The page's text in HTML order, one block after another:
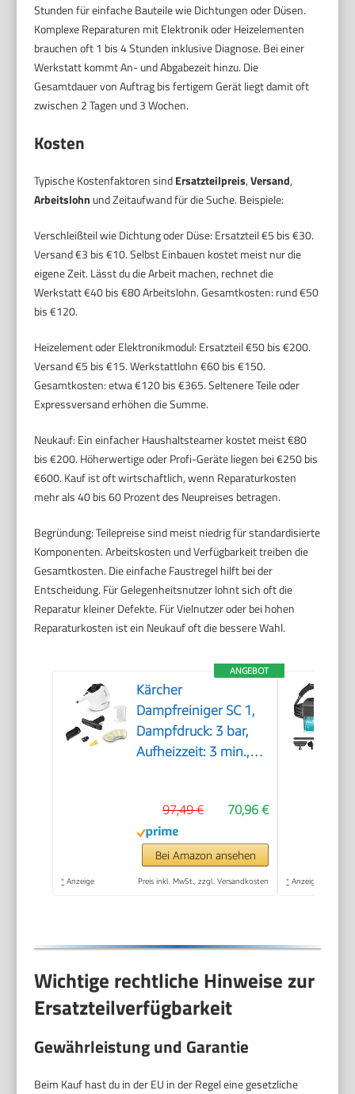
Stunden für einfache Bauteile wie Dichtungen oder Düsen.
Komplexe Reparaturen mit Elektronik oder Heizelementen
brauchen oft 1 bis 4 Stunden inklusive Diagnose. Bei einer
Werkstatt kommt An- und Abgabezeit hinzu. Die
Gesamtdauer von Auftrag bis fertigem Gerät liegt damit oft
zwischen 2 Tagen und 3 Wochen.
Kosten
Typische Kostenfaktoren sindErsatzteilpreis,Versand,
Arbeitslohn und Zeitaufwand für die Suche. Beispiele:
Verschleißteil wie Dichtung oder Düse: Ersatzteil €5 bis €30.
Versand €3 bis €10. Selbst Einbauen kostet meist nur die
eigene Zeit. Lässt du die Arbeit machen, rechnet die
Werkstatt €40 bis €80 Arbeitslohn. Gesamtkosten: rund €50
bis €120.
Heizelement oder Elektronikmodul: Ersatzteil €50 bis €200.
Versand €5 bis €15. Werkstattlohn €60 bis €150.
Gesamtkosten: etwa €120 bis €365. Seltenere Teile oder
Expressversand erhöhen die Summe.
Neukauf: Ein einfacher Haushaltsteamer kostet meist €80
bis €200. Höherwertige oder Profi-Geräte liegen bei €250 bis
€600. Kauf ist oft wirtschaftlich, wenn Reparaturkosten
mehr als 40 bis 60 Prozent des Neupreises betragen.
Begründung: Teilepreise sind meist niedrig für standardisierte
Komponenten. Arbeitskosten und Verfügbarkeit treiben die
Gesamtkosten. Die einfache Faustregel hilft bei der
Entscheidung. Für Gelegenheitsnutzer lohnt sich oft die
Reparatur kleiner Defekte. Für Vielnutzer oder bei hohen
Reparaturkosten ist ein Neukauf oft die bessere Wahl.
ANGEBOT
Kärcher
Dampfreiniger SC 1,
Dampfdruck: 3 bar,
Aufheizzeit: 3 min.,
m², Tank: 200 ml, mit
Hand-, Punktstrahl-
und Powerdüse,
Mikrofaser-Überzug
70,96 €
97,49 €
Bei Amazon ansehen
* Anzeige Preis inkl. MwSt., zzgl. Versandkosten * Anzeige
Wichtige rechtliche Hinweise zur
Ersatzteilverfügbarkeit
Gewährleistung und Garantie
Beim Kauf hast du in der EU in der Regel eine gesetzliche